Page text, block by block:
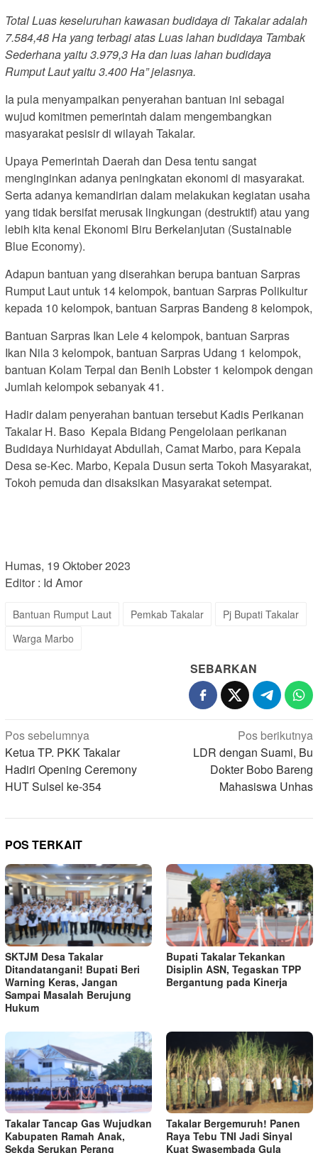
Total Luas keseluruhan kawasan budidaya di Takalar adalah
7.584,48 Ha yang terbagi atas Luas lahan budidaya Tambak
Sederhana yaitu 3.979,3 Ha dan luas lahan budidaya
Rumput Laut yaitu 3.400 Ha” jelasnya.
Ia pula menyampaikan penyerahan bantuan ini sebagai
wujud komitmen pemerintah dalam mengembangkan
masyarakat pesisir di wilayah Takalar.
Upaya Pemerintah Daerah dan Desa tentu sangat
menginginkan adanya peningkatan ekonomi di masyarakat.
Serta adanya kemandirian dalam melakukan kegiatan usaha
yang tidak bersifat merusak lingkungan (destruktif) atau yang
lebih kita kenal Ekonomi Biru Berkelanjutan (Sustainable
Blue Economy).
Adapun bantuan yang diserahkan berupa bantuan Sarpras
Rumput Laut untuk 14 kelompok, bantuan Sarpras Polikultur
kepada 10 kelompok, bantuan Sarpras Bandeng 8 kelompok,
Bantuan Sarpras Ikan Lele 4 kelompok, bantuan Sarpras
Ikan Nila 3 kelompok, bantuan Sarpras Udang 1 kelompok,
bantuan Kolam Terpal dan Benih Lobster 1 kelompok dengan
Jumlah kelompok sebanyak 41.
Hadir dalam penyerahan bantuan tersebut Kadis Perikanan
Takalar H. Baso Kepala Bidang Pengelolaan perikanan
Budidaya Nurhidayat Abdullah, Camat Marbo, para Kepala
Desa se-Kec. Marbo, Kepala Dusun serta Tokoh Masyarakat,
Tokoh pemuda dan disaksikan Masyarakat setempat.
Humas, 19 Oktober 2023
Editor : Id Amor
Bantuan Rumput Laut Pemkab Takalar
Pj Bupati Takalar
Warga Marbo
SEBARKAN
Navigasi
pos
Pos sebelumnya
Ketua TP. PKK Takalar
Hadiri Opening Ceremony
HUT Sulsel ke-354
Pos berikutnya
LDR dengan Suami, Bu
Dokter Bobo Bareng
Mahasiswa Unhas
POS TERKAIT
SKTJM Desa Takalar
Ditandatangani! Bupati Beri
Warning Keras, Jangan
Sampai Masalah Berujung
Hukum
Bupati Takalar Tekankan
Disiplin ASN, Tegaskan TPP
Bergantung pada Kinerja
Takalar Tancap Gas Wujudkan
Kabupaten Ramah Anak,
Sekda Serukan Perang
Takalar Bergemuruh! Panen
Raya Tebu TNI Jadi Sinyal
Kuat Swasembada Gula